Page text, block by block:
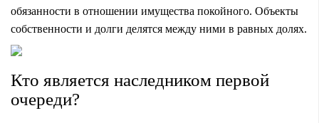
обязанности в отношении имущества покойного. Объекты
собственности и долги делятся между ними в равных долях.
Кто является наследником первой
очереди?